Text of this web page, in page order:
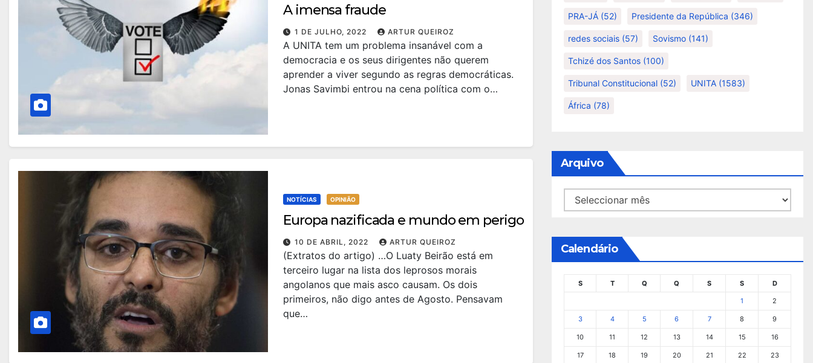
A imensa fraude
1 DE JULHO, 2022 ARTUR QUEIROZ
A UNITA tem um problema insanável com a
democracia e os seus dirigentes não querem
aprender a viver segundo as regras democráticas.
Jonas Savimbi entrou na cena política com o…
NOTÍCIAS OPINIÃO
Europa nazificada e mundo em perigo
10 DE ABRIL, 2022 ARTUR QUEIROZ
(Extratos do artigo) …O Luaty Beirão está em
terceiro lugar na lista dos leprosos morais
angolanos que mais asco causam. Os dois
primeiros, não digo antes de Agosto. Pensavam
que…
PRA-JÁ (52) Presidente da República (346)
redes sociais (57) Sovismo (141)
Tchizé dos Santos (100)
Tribunal Constitucional (52) UNITA (1583)
África (78)
Arquivo
Arquivo
Calendário
S T Q Q S S D
1 2
3 4 5 6 7 8 9
10 11 12 13 14 15 16
17 18 19 20 21 22 23